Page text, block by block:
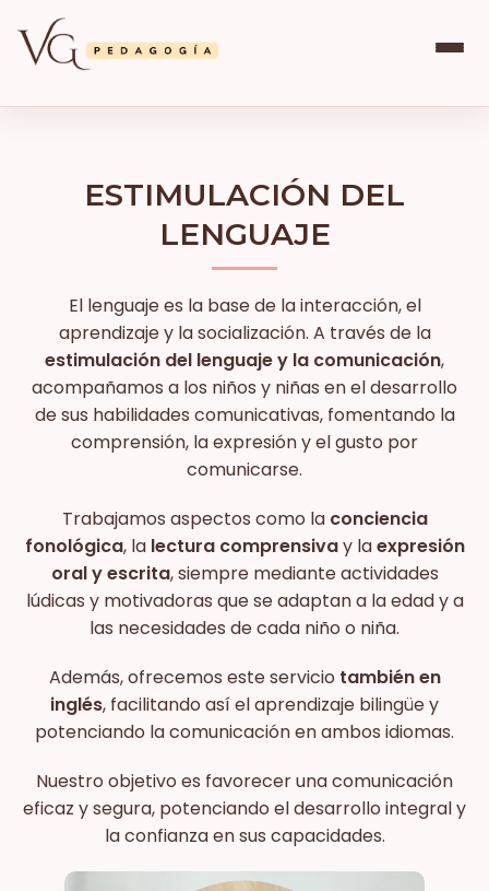
ESTIMULACIÓN DEL
LENGUAJE
El lenguaje es la base de la interacción, el
aprendizaje y la socialización. A través de la
estimulación del lenguaje y la comunicación,
acompañamos a los niños y niñas en el desarrollo
de sus habilidades comunicativas, fomentando la
comprensión, la expresión y el gusto por
comunicarse.
Trabajamos aspectos como la conciencia
fonológica, la lectura comprensivay laexpresión
oral y escrita, siempre mediante actividades
lúdicas y motivadoras que se adaptan a la edad y a
las necesidades de cada niño o niña.
Además, ofrecemos este servicio también en
inglés, facilitando así el aprendizaje bilingüe y
potenciando la comunicación en ambos idiomas.
Nuestro objetivo es favorecer una comunicación
eficaz y segura, potenciando el desarrollo integral y
la confianza en sus capacidades.